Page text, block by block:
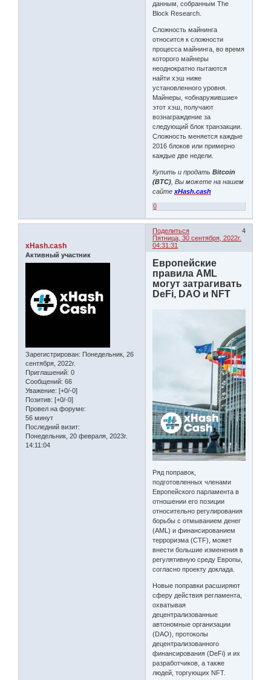
данным, собранным The
Block Research.
Сложность майнинга
относится к сложности
процесса майнинга, во время
которого майнеры
неоднократно пытаются
найти хэш ниже
установленного уровня.
Майнеры, «обнаружившие»
этот хэш, получают
вознаграждение за
следующий блок транзакции.
Сложность меняется каждые
2016 блоков или примерно
каждые две недели.
Купить и продатьBitcoin
(BTC) , Вы можете на нашем
сайтеxHash.cash
0
Поделиться
4
Пятница, 30 сентября, 2022г.
04:31:31
xHash.cash
Активный участник
Зарегистрирован: Понедельник, 26
сентября, 2022г.
Приглашений: 0
Сообщений: 66
Уважение: [+0/-0]
Позитив: [+0/-0]
Провел на форуме:
56 минут
Последний визит:
Понедельник, 20 февраля, 2023г.
14:11:04
Европейские
правила AML
могут затрагивать
DeFi, DAO и NFT
Ряд поправок,
подготовленных членами
Европейского парламента в
отношении его позиции
относительно регулирования
борьбы с отмыванием денег
(AML) и финансированием
терроризма (CTF), может
внести большие изменения в
регулятивную среду Европы,
согласно проекту доклада.
Новые поправки расширяют
сферу действия регламента,
охватывая
децентрализованные
автономные организации
(DAO), протоколы
децентрализованного
финансирования (DeFi) и их
разработчиков, а также
людей, торгующих NFT.